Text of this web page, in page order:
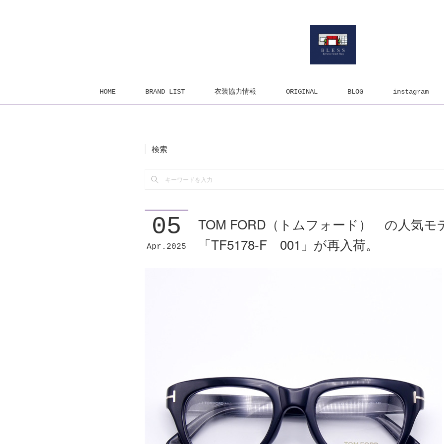
HOME BRAND LIST 衣装協力情報 ORIGINAL BLOG instagram
検索
05
Apr 2025
TOM FORD（トムフォード） の人気モ
「TF5178-F 001」が再入荷。